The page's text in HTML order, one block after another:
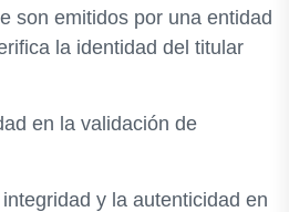
son emitidos por una entidad
la identidad del titular
en la validación de
y la autenticidad en